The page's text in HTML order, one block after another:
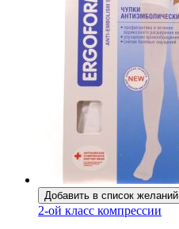
Добавить в список желаний
2-ой класс компрессии